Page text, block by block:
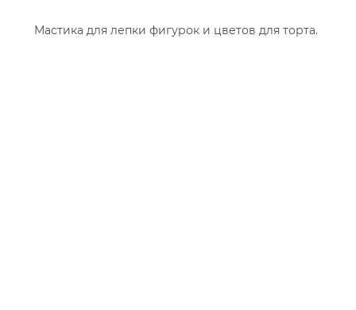
Мастика для лепки фигурок и цветов для торта.